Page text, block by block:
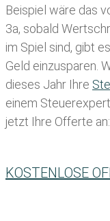
Beispiel wäre das
3a, sobald
im Spiel sind, gibt
Geld einzusparen.
dieses Jahr Ihre
einem
jetzt Ihre Offerte an:
KOSTENLOSE